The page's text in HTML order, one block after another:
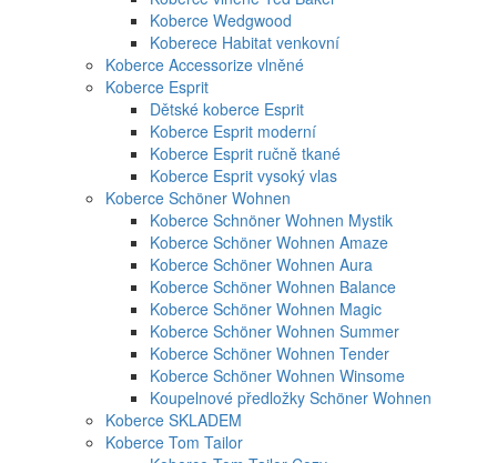
Koberce Wedgwood
Koberece Habitat venkovní
Koberce Accessorize vlněné
Koberce Esprit
Dětské koberce Esprit
Koberce Esprit moderní
Koberce Esprit ručně tkané
Koberce Esprit vysoký vlas
Koberce Schöner Wohnen
Koberce Schnöner Wohnen Mystik
Koberce Schöner Wohnen Amaze
Koberce Schöner Wohnen Aura
Koberce Schöner Wohnen Balance
Koberce Schöner Wohnen Magic
Koberce Schöner Wohnen Summer
Koberce Schöner Wohnen Tender
Koberce Schöner Wohnen Winsome
Koupelnové předložky Schöner Wohnen
Koberce SKLADEM
Koberce Tom Tailor